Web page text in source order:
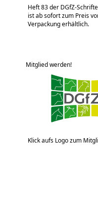
Heft 83 der DGfZ-
ist ab sofort zum Preis
Verpackung erhältlich.
Mitglied werden!
Klick aufs Logo zum